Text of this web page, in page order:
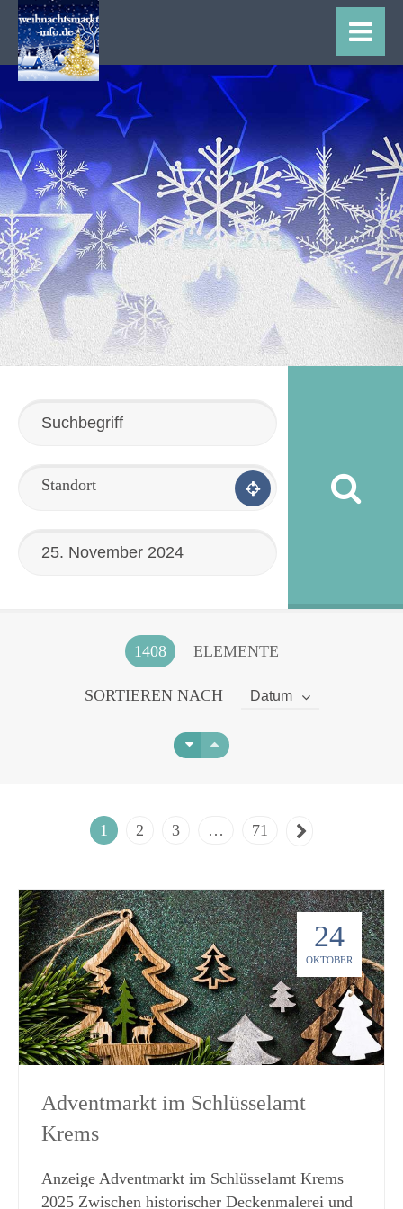
Standort
1408 ELEMENTE
SORTIEREN NACH Datum
1 2 3 … 71
24
OKTOBER
Adventmarkt im Schlüsselamt
Krems
Anzeige Adventmarkt im Schlüsselamt Krems
2025 Zwischen historischer Deckenmalerei und